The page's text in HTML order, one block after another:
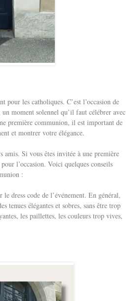
les catholiques. C’est l’occasion de
moment solennel qu’il faut célébrer avec
première communion, il est important de
et montrer votre élégance.
amis. Si vous êtes invitée à une première
l’occasion. Voici quelques conseils
:
dress code de l’événement. En général,
tenues élégantes et sobres, sans être trop
les paillettes, les couleurs trop vives,